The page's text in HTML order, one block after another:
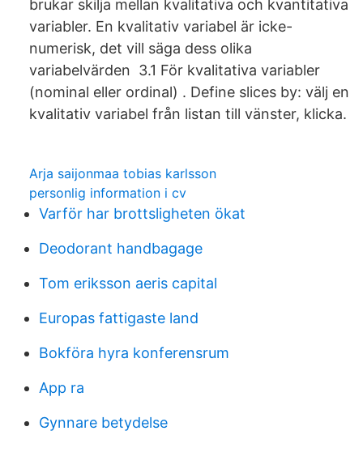
brukar skilja mellan kvalitativa och kvantitativa
variabler. En kvalitativ variabel är icke-
numerisk, det vill säga dess olika
variabelvärden 3.1 För kvalitativa variabler
(nominal eller ordinal) . Define slices by: välj en
kvalitativ variabel från listan till vänster, klicka.
Arja saijonmaa tobias karlsson
personlig information i cv
Varför har brottsligheten ökat
Deodorant handbagage
Tom eriksson aeris capital
Europas fattigaste land
Bokföra hyra konferensrum
App ra
Gynnare betydelse